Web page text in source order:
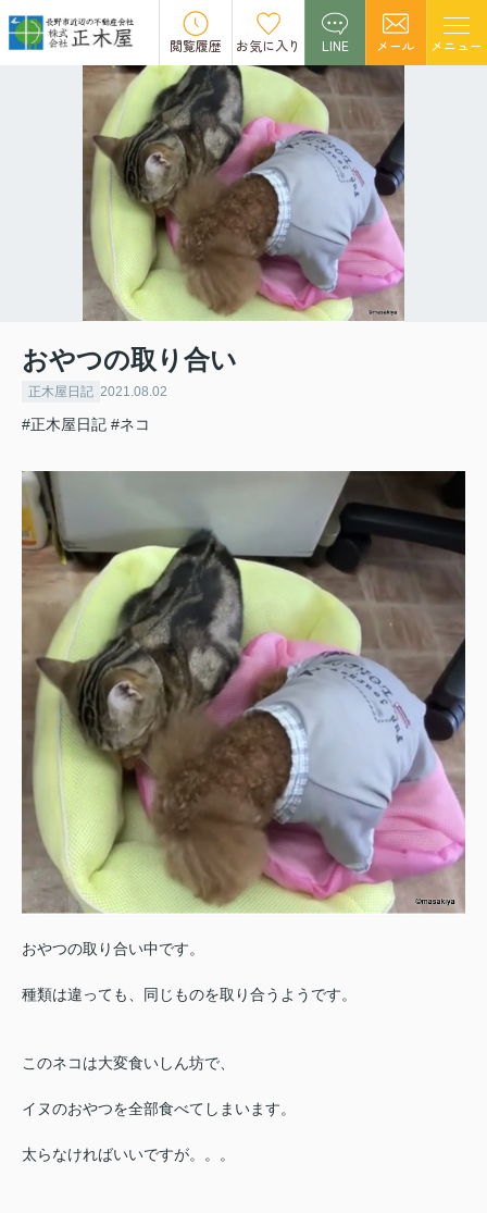
閲覧履歴 お気に入り LINE メール メニュー
おやつの取り合い
正木屋日記 2021.08.02
#正木屋日記 #ネコ
おやつの取り合い中です。
種類は違っても、同じものを取り合うようです。
このネコは大変食いしん坊で、
イヌのおやつを全部食べてしまいます。
太らなければいいですが。。。